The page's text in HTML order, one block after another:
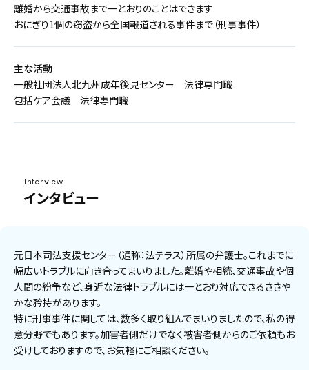
離婚から交通事故まで一とおりのことはできます
おにぎり1個の窃盗から全国報道される事件まで（刑事事件）
主な活動
一般社団法人北九州成年後見センター 法律専門職
包括ケア会議 法律専門職
Interview
インタビュー
元日本司法支援センター（通称：法テラス）所属の弁護士。これまでに
幅広いトラブルに向き合ってまいりました。離婚や相続、交通事故や個
人間の紛争など、身近な法律トラブルには一とおり対応できるささや
かな矜持があります。
特に刑事事件に関しては、数多く取り組んでまいりましたので、私の得
意分野でもあります。加害者側だけでなく被害者側からのご依頼もお
受けしておりますので、お気軽にご相談ください。